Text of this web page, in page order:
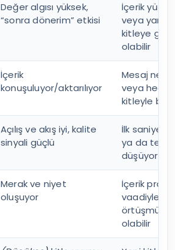
Değer algısı yüksek,
“sonra dönerim” etkisi
İçerik
veya yanlış
kitleye
olabilir
İçerik
konuşuluyor/aktarılıyor
Mesaj net
veya hedef
kitleyle bağ
Açılış ve akış iyi, kalite
sinyali güçlü
İlk saniyeler
ya da
düşüyor
Merak ve niyet
oluşuyor
İçerik profil
vaadiyle
örtüşmüyor
olabilir